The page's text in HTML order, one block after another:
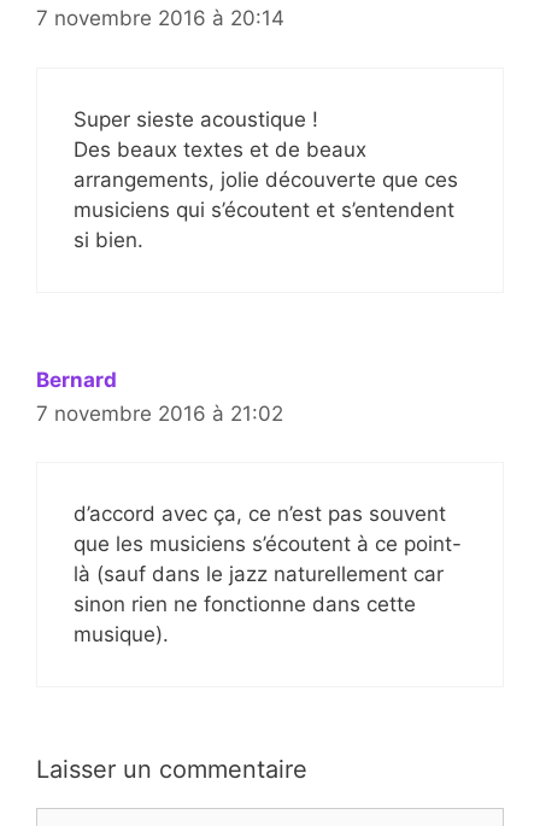
7 novembre 2016 à 20:14
Super sieste acoustique !
Des beaux textes et de beaux
arrangements, jolie découverte que ces
musiciens qui s’écoutent et s’entendent
si bien.
Bernard
7 novembre 2016 à 21:02
d’accord avec ça, ce n’est pas souvent
que les musiciens s’écoutent à ce point-
là (sauf dans le jazz naturellement car
sinon rien ne fonctionne dans cette
musique).
Laisser un commentaire